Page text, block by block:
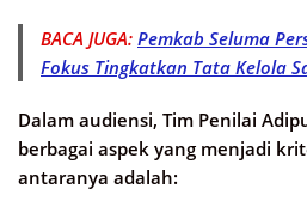
BACA JUGA: Pemkab Seluma
Fokus Tingkatkan Tata Kelola
Dalam audiensi, Tim Penilai
berbagai aspek yang menjadi
antaranya adalah: